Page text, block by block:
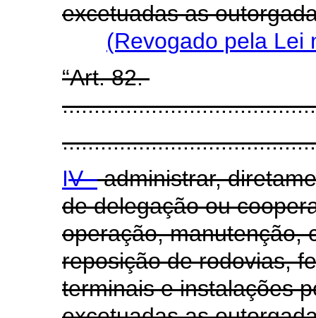
excetuadas as
(Revogado pela Lei
“Art. 82.
IV -administrar,
de delegação ou
operação, manutenção,
reposição de rodovias,
terminais e instalações